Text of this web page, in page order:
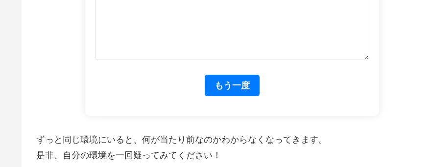
ずっと同じ環境にいると、何が当たり前なのかわからなくなってきます。
是非、自分の環境を一回疑ってみてください！